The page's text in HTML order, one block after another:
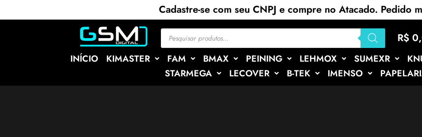
Cadastre-se com seu CNPJ e compre no Atacado. Pedido
R$
INÍCIO KIMASTER FAM BMAX PEINING LEHMOX SUMEXR
STARMEGA
LECOVER B-TEK IMENSO